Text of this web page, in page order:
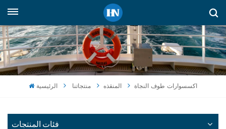
العربية
English
русский
الرئيسية منتجاتنا المنقذه اكسسوارات طوف النجاة
فئات المنتجات